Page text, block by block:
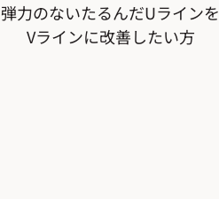
弾力のないたるんだUラインを
Vラインに改善したい方